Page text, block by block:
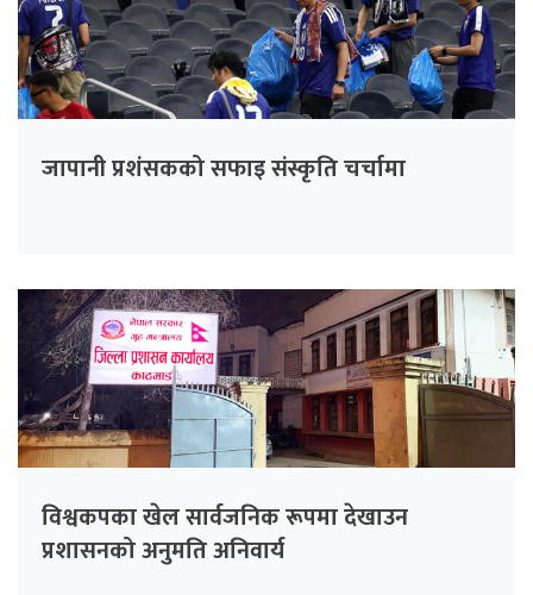
जापानी प्रशंसकको सफाइ संस्कृति चर्चामा
विश्वकपका खेल सार्वजनिक रूपमा देखाउन
प्रशासनको अनुमति अनिवार्य